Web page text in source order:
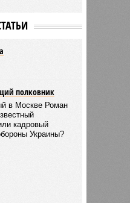
полковник
в Москве Роман
кадровый
Украины?